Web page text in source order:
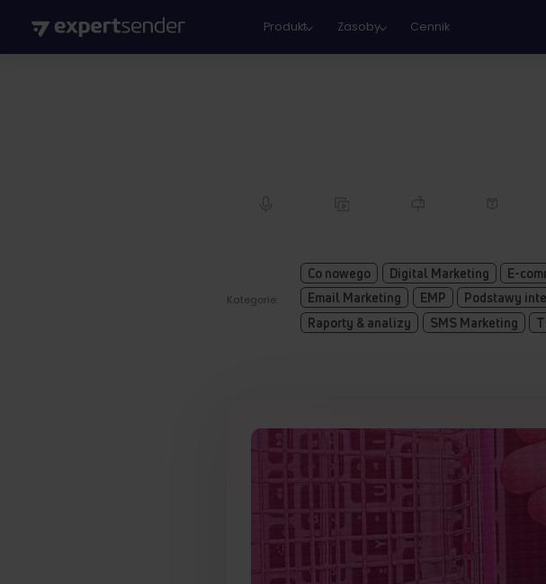
Produkt Zasoby Cennik
Kategorie:
Co nowego Digital Marketing E-
Email Marketing
EMP
Podstawy
Raporty & analizy
SMS Marketing